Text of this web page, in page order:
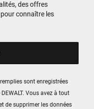
des offres
connaître les
sont enregistrées
DEWALT. Vous avez à tout
de supprimer les données